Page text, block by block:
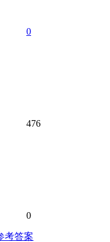
0
476
0
考答案